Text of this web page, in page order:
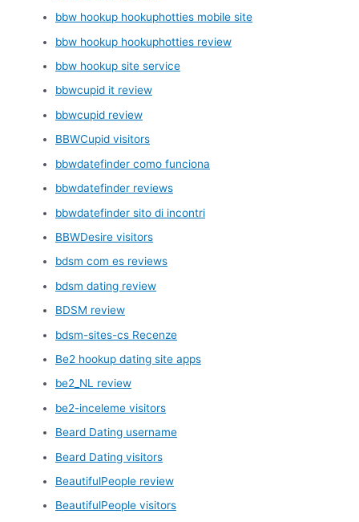
bbw hookup hookuphotties mobile site
bbw hookup hookuphotties review
bbw hookup site service
bbwcupid it review
bbwcupid review
BBWCupid visitors
bbwdatefinder como funciona
bbwdatefinder reviews
bbwdatefinder sito di incontri
BBWDesire visitors
bdsm com es reviews
bdsm dating review
BDSM review
bdsm-sites-cs Recenze
Be2 hookup dating site apps
be2_NL review
be2-inceleme visitors
Beard Dating username
Beard Dating visitors
BeautifulPeople review
BeautifulPeople visitors